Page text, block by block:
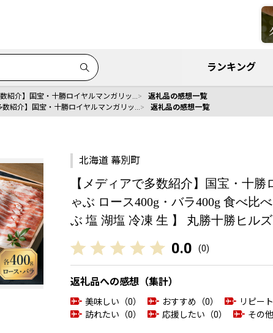
ランキング
数紹介】国宝・十勝ロイヤルマンガリッ…
返礼品の感想一覧
数紹介】国宝・十勝ロイヤルマンガリッ… 返礼品の感想一覧
北海道 幕別町
【メディアで多数紹介】国宝・十
ゃぶ ロース400g・バラ400g 食べ比
ぶ 塩 湖塩 冷凍 生 】 丸勝十勝ヒルズ
0.0 (0)
返礼品への感想（集計）
美味しい（0） おすすめ（0） リピー
訪れたい（0）
応援したい（0） その